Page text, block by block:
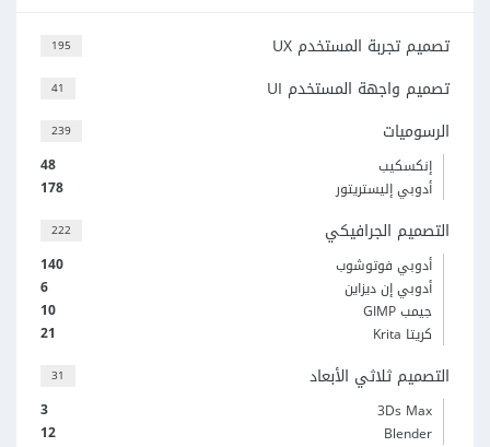
195 تصميم تجربة المستخدم UX
41 تصميم واجهة المستخدم UI
239 الرسوميات
48
إنكسكيب
178
أدوبي إليستريتور
222 التصميم الجرافيكي
140
أدوبي فوتوشوب
6
أدوبي إن ديزاين
10
جيمب GIMP
21
كريتا Krita
31 التصميم ثلاثي الأبعاد
3
3Ds Max
12
Blender